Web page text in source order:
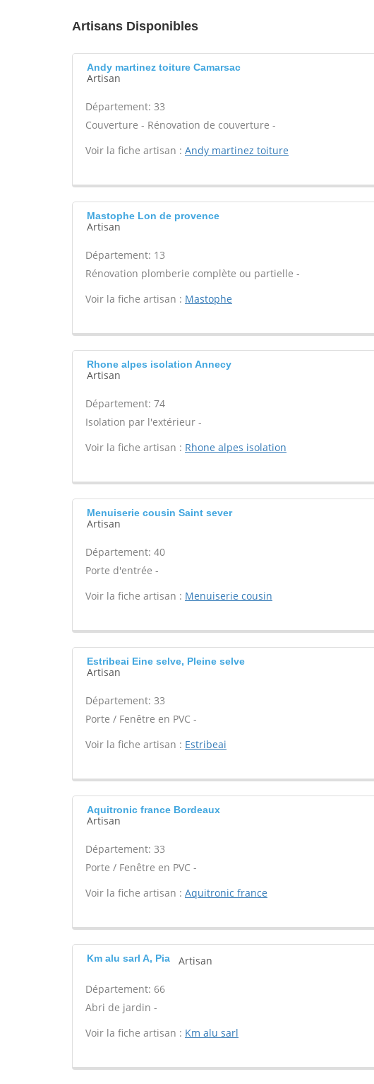
Artisans Disponibles
Andy martinez toiture Camarsac
Artisan
Département: 33
Couverture - Rénovation de couverture -
Voir la fiche artisan : Andy martinez toiture
Mastophe Lon de provence
Artisan
Département: 13
Rénovation plomberie complète ou partielle -
Voir la fiche artisan : Mastophe
Rhone alpes isolation Annecy
Artisan
Département: 74
Isolation par l'extérieur -
Voir la fiche artisan : Rhone alpes isolation
Menuiserie cousin Saint sever
Artisan
Département: 40
Porte d'entrée -
Voir la fiche artisan : Menuiserie cousin
Estribeai Eine selve, Pleine selve
Artisan
Département: 33
Porte / Fenêtre en PVC -
Voir la fiche artisan : Estribeai
Aquitronic france Bordeaux
Artisan
Département: 33
Porte / Fenêtre en PVC -
Voir la fiche artisan : Aquitronic france
Km alu sarl A, Pia Artisan
Département: 66
Abri de jardin -
Voir la fiche artisan : Km alu sarl